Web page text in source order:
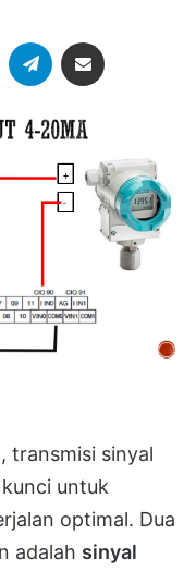
WhatsAppTelegram
transmisi sinyal
untuk
optimal. Dua
adalah sinyal